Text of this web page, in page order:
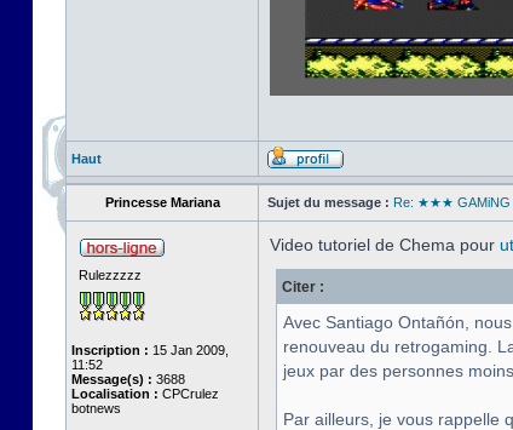
Haut
Princesse Mariana Sujet du message : Re: ★★★
Rulezzzzz
Inscription : 15 Jan 2009,
11:52
Message(s) : 3688
Localisation : CPCrulez
botnews
Video tutoriel de Chema pour
Citer :
Avec Santiago Ontañón,
renouveau du retrogaming.
jeux par des personnes
Par ailleurs, je vous rappelle